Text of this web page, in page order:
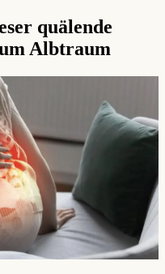
quälende
Albtraum